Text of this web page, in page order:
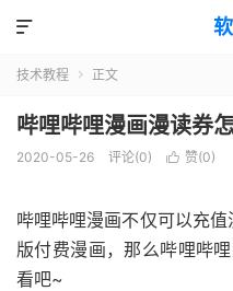

技术教程  正文
哔哩哔哩漫画漫读券
2020-05-26 评论(0)  赞(0)
哔哩哔哩漫画不仅可以充
版付费漫画，那么哔哩哔
看吧~